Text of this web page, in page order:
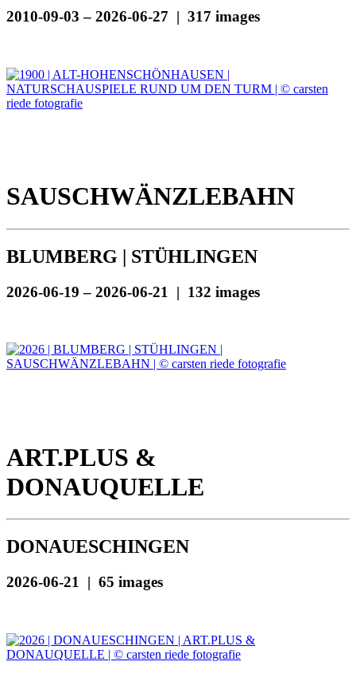
2010-09-03 – 2026-06-27 | 317 images
SAUSCHWÄNZLEBAHN
BLUMBERG | STÜHLINGEN
2026-06-19 – 2026-06-21 | 132 images
ART.PLUS &
DONAUQUELLE
DONAUESCHINGEN
2026-06-21 | 65 images